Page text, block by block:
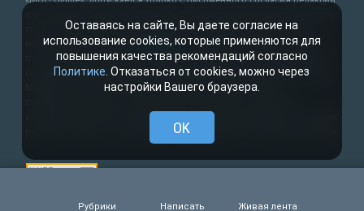
только при условии гиперссылки на moe-lipetsk.ru.Все вопросы
можно задать по адресуweb@kpv.ru. В рубрике «От первого лица»
публикуются сообщения в рамках контрактов об информационном
сотрудничестве между редакцией «МОЁ! Online» и органами власти.
Материалы рубрик «Новости партнёров» и «Будь в курсе»
об информационном сотрудничестве и (или) размещаются на правах
) размещаются на правах рекламы.
Рубрики Написать Живая лента
Оставаясь на сайте, Вы даете согласие на
использование cookies, которые применяются для
повышения качества рекомендаций согласно
Политике . Отказаться от cookies, можно через
настройки Вашего браузера.
OK